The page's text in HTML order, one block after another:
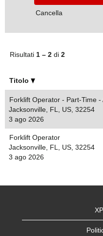
Cancella
Risultati 1 – 2 di 2
Titolo
Forklift Operator - Part-Time -
Jacksonville, FL, US, 32254
3 ago 2026
Forklift Operator
Jacksonville, FL, US, 32254
3 ago 2026